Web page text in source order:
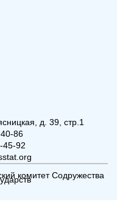
д. 39, стр.1
86
45-92
комитет Содружества